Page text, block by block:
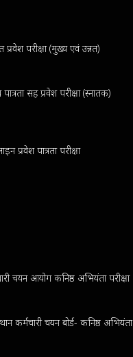
प्रवेश परीक्षा (मुख्य एवं उन्नत)
पात्रता सह प्रवेश परीक्षा (स्नातक)
प्रवेश पात्रता परीक्षा
चयन आयोग कनिष्ठ अभियंता परीक्षा
कर्मचारी चयन बोर्ड- कनिष्ठ अभियंता